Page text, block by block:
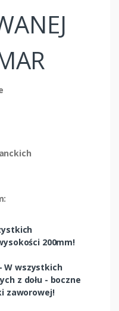
200mm!
W wszystkich
z dołu - boczne
zaworowej!